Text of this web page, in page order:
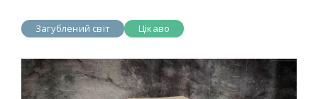
Загублений світ Цікаво